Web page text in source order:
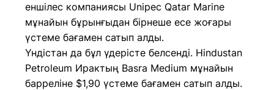
еншілес компаниясы Unipec Qatar Marine
мұнайын бұрынғыдан бірнеше есе жоғары
үстеме бағамен сатып алды.
Үндістан да бұл үдерісте белсенді. Hindustan
Petroleum Ирактың Basra Medium мұнайын
барреліне $1,90 үстеме бағамен сатып алды.